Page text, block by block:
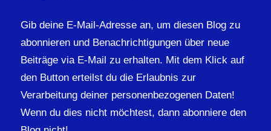
Gib deine E-Mail-Adresse an, um diesen Blog zu
abonnieren und Benachrichtigungen über neue
Beiträge via E-Mail zu erhalten. Mit dem Klick auf
den Button erteilst du die Erlaubnis zur
Verarbeitung deiner personenbezogenen Daten!
Wenn du dies nicht möchtest, dann abonniere den